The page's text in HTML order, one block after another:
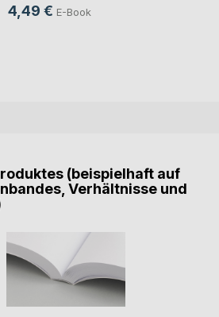
4,49 € E-Book
(beispielhaft auf
Verhältnisse und